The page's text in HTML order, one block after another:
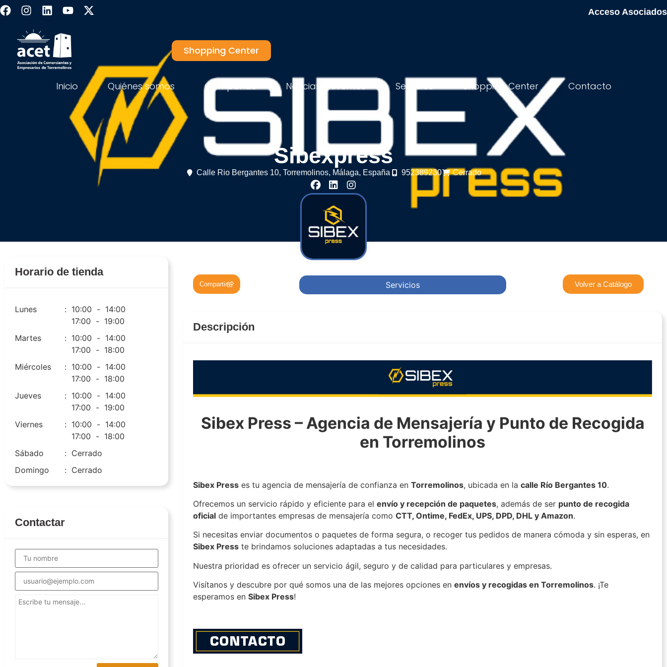
Acceso Asociados
Shopping Center
Inicio Quiénes somos Campañas Noticias y eventos Servicios Shopping Center Contacto
Sibexpress
Calle Rio Bergantes 10, Torremolinos, Málaga, España 952389230 Cerrado
Horario de tienda
Lunes : 10:00 - 14:00
17:00 - 19:00
Martes
: 10:00 - 14:00
17:00 - 18:00
Miércoles
: 10:00 - 14:00
17:00 - 18:00
Jueves
: 10:00 - 14:00
17:00 - 19:00
Viernes
: 10:00 - 14:00
17:00 - 18:00
Sábado
: Cerrado
Domingo
: Cerrado
Contactar
Compartir Servicios Volver a Catálogo
Descripción
Sibex Press – Agencia de Mensajería y Punto de Recogida
en Torremolinos
Sibex Press es tu agencia de mensajería de confianza enTorremolinos, ubicada en lacalle Río Bergantes 10.
Ofrecemos un servicio rápido y eficiente para elenvío y recepción de paquetes, además de ser punto de recogida
oficial de importantes empresas de mensajería comoCTT, Ontime, FedEx, UPS, DPD, DHL y Amazon.
Si necesitas enviar documentos o paquetes de forma segura, o recoger tus pedidos de manera cómoda y sin esperas, en
Sibex Press te brindamos soluciones adaptadas a tus necesidades.
Nuestra prioridad es ofrecer un servicio ágil, seguro y de calidad para particulares y empresas.
Visítanos y descubre por qué somos una de las mejores opciones enenvíos y recogidas en Torremolinos. ¡Te
esperamos enSibex Press!